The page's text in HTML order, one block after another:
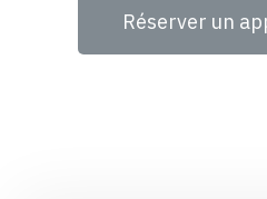
Réserver un